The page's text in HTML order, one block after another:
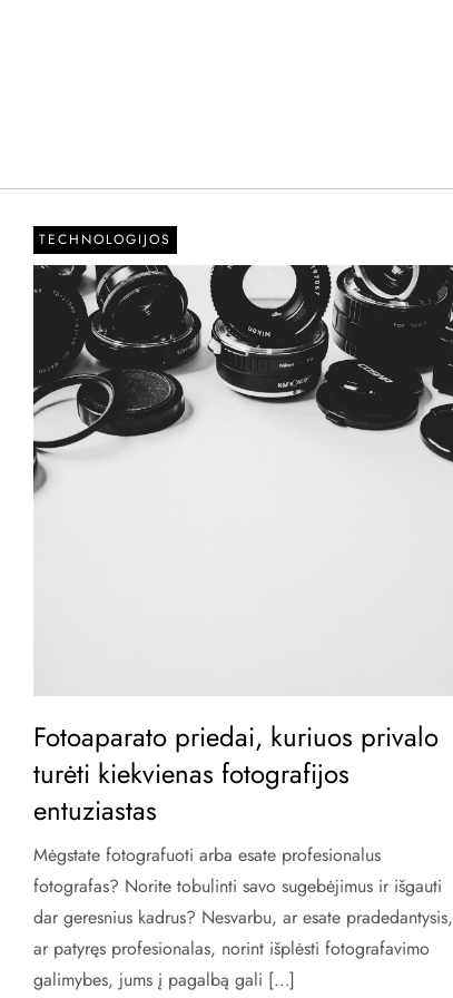
TECHNOLOGIJOS
Fotoaparato priedai, kuriuos privalo
turėti kiekvienas fotografijos
entuziastas
Mėgstate fotografuoti arba esate profesionalus
fotografas? Norite tobulinti savo sugebėjimus ir išgauti
dar geresnius kadrus? Nesvarbu, ar esate pradedantysis,
ar patyręs profesionalas, norint išplėsti fotografavimo
galimybes, jums į pagalbą gali […]